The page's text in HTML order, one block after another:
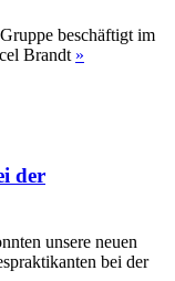
beschäftigt im
Brandt »
der
unsere neuen
bei der